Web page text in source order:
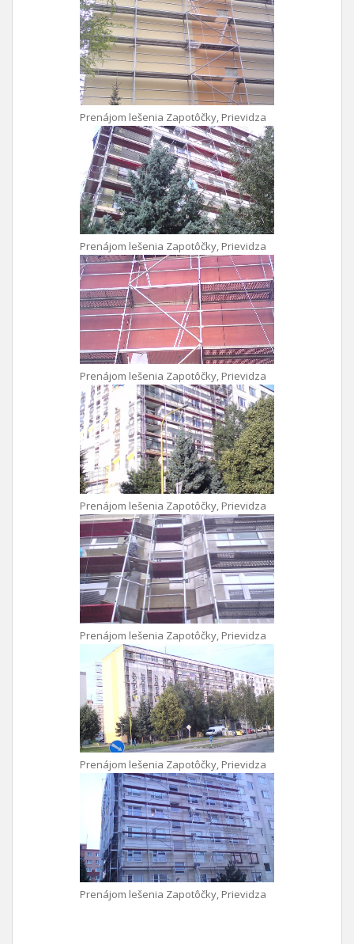
Prenájom lešenia Zapotôčky, Prievidza
Prenájom lešenia Zapotôčky, Prievidza
Prenájom lešenia Zapotôčky, Prievidza
Prenájom lešenia Zapotôčky, Prievidza
Prenájom lešenia Zapotôčky, Prievidza
Prenájom lešenia Zapotôčky, Prievidza
Prenájom lešenia Zapotôčky, Prievidza